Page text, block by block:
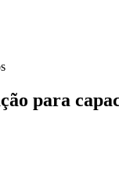
para